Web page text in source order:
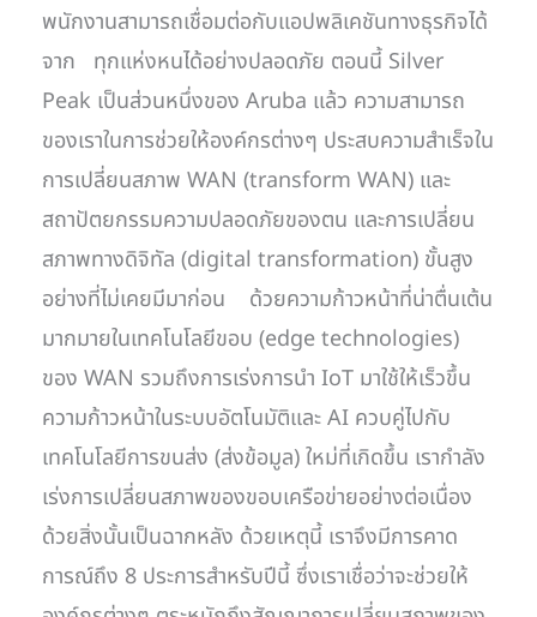
พนักงานสามารถเชื่อมต่อกับแอปพลิเคชันทางธุรกิจได้
จาก ทุกแห่งหนได้อย่างปลอดภัย ตอนนี้ Silver
Peak เป็นส่วนหนึ่งของ Aruba แล้ว ความสามารถ
ของเราในการช่วยให้องค์กรต่างๆ ประสบความสำเร็จใน
การเปลี่ยนสภาพ WAN (transform WAN) และ
สถาปัตยกรรมความปลอดภัยของตน และการเปลี่ยน
สภาพทางดิจิทัล (digital transformation) ขั้นสูง
อย่างที่ไม่เคยมีมาก่อน ด้วยความก้าวหน้าที่น่าตื่นเต้น
มากมายในเทคโนโลยีขอบ (edge technologies)
ของ WAN รวมถึงการเร่งการนำ IoT มาใช้ให้เร็วขึ้น
ความก้าวหน้าในระบบอัตโนมัติและ AI ควบคู่ไปกับ
เทคโนโลยีการขนส่ง (ส่งข้อมูล) ใหม่ที่เกิดขึ้น เรากำลัง
เร่งการเปลี่ยนสภาพของขอบเครือข่ายอย่างต่อเนื่อง
ด้วยสิ่งนั้นเป็นฉากหลัง ด้วยเหตุนี้ เราจึงมีการคาด
การณ์ถึง 8 ประการสำหรับปีนี้ ซึ่งเราเชื่อว่าจะช่วยให้